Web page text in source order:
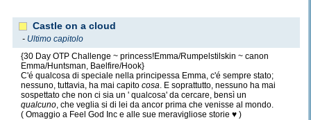
Castle on a cloud
- Ultimo capitolo
{30 Day OTP Challenge ~ princess!Emma/Rumpelstilskin ~ canon
Emma/Huntsman, Baelfire/Hook}
C'é qualcosa di speciale nella principessa Emma, c'é sempre stato;
nessuno, tuttavia, ha mai capito cosa. E soprattutto, nessuno ha mai
sospettato che non ci sia un ' qualcosa' da cercare, bensì un
qualcuno, che veglia si di lei da ancor prima che venisse al mondo.
( Omaggio a Feel God Inc e alle sue meravigliose storie ♥ )